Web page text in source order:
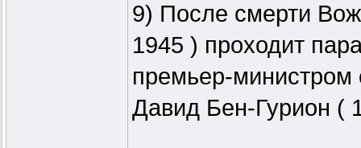
9) После смерти
1945 ) проходит
премьер-министром
Давид Бен-Гурион (